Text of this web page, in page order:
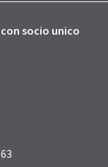
con socio unico